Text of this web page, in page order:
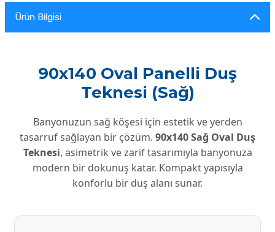
Ürün Bilgisi
90x140 Oval Panelli Duş
Teknesi (Sağ)
Banyonuzun sağ köşesi için estetik ve yerden
tasarruf sağlayan bir çözüm. 90x140 Sağ Oval Duş
Teknesi, asimetrik ve zarif tasarımıyla banyonuza
modern bir dokunuş katar. Kompakt yapısıyla
konforlu bir duş alanı sunar.